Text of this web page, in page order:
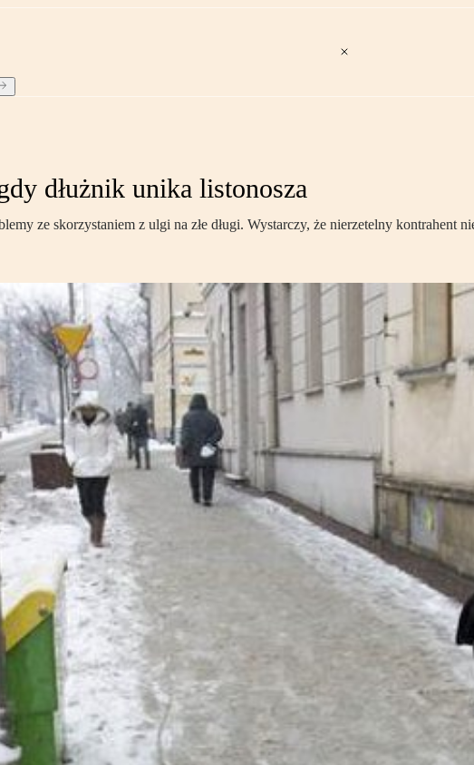
dłużnik unika listonosza
ze skorzystaniem z ulgi na złe długi. Wystarczy, że nierzetelny kontrahent